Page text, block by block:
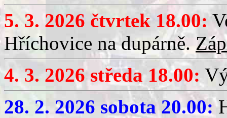
5. 3. 2026 čtvrtek 18.00:
Hříchovice na dupárně.
4. 3. 2026 středa 18.00:
28. 2. 2026 sobota 20.00: